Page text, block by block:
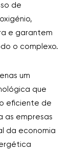
de
e garantem
o complexo.
um
que
eficiente de
as empresas
da economia